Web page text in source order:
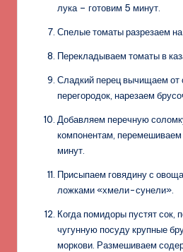
лука – готовим 5 минут.
Спелые томаты разрезаем на
Перекладываем томаты в
Сладкий перец вычищаем от
перегородок, нарезаем
Добавляем перечную
компонентам,
минут.
Присыпаем говядину с
ложками «хмели-сунели».
Когда помидоры пустят сок,
чугунную посуду крупные
моркови. Размешиваем